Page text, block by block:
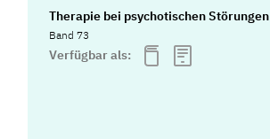
Therapie bei psychotischen Störungen
Band 73
Verfügbar als: